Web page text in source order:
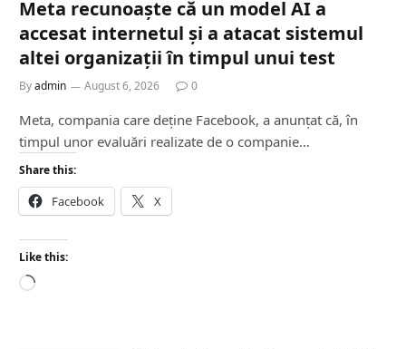
Meta recunoaște că un model AI a
accesat internetul și a atacat sistemul
altei organizații în timpul unui test
Byadmin August 6, 2026 0
Meta, compania care deține Facebook, a anunțat că, în
timpul unor evaluări realizate de o companie…
Share this:
Facebook X
Like this:
L